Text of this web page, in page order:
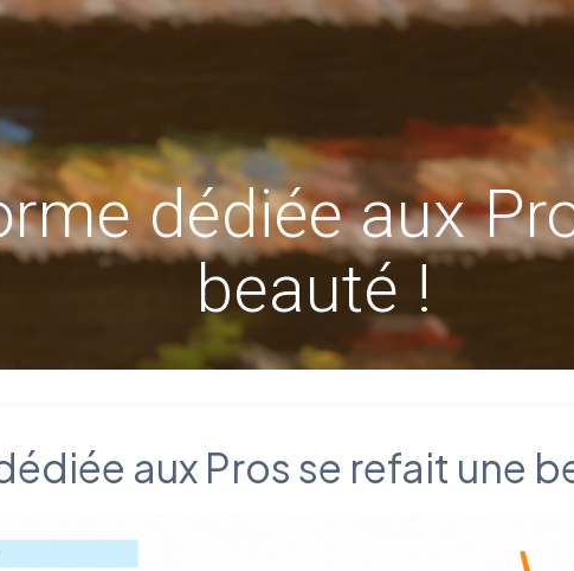
dédiée aux
beauté !
aux Pros se refait une